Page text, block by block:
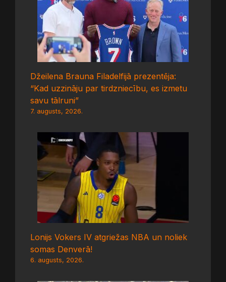
Džeilena Brauna Filadelfijā prezentēja:
“Kad uzzināju par tirdzniecību, es izmetu
savu tālruni”
7. augusts, 2026.
Lonijs Vokers IV atgriežas NBA un noliek
somas Denverā!
6. augusts, 2026.